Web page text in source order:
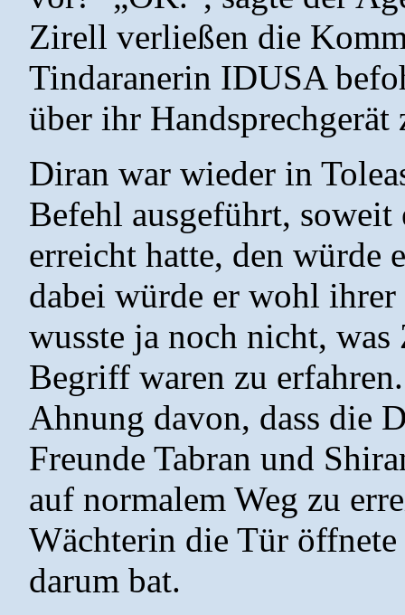
Zirell verließen die
Tindaranerin IDUSA
über ihr Handsprechgerät
Diran war wieder in
Befehl ausgeführt, soweit
erreicht hatte, den würde
dabei würde er wohl
wusste ja noch nicht,
Begriff waren zu
Ahnung davon, dass die
Freunde Tabran und
auf normalem Weg zu
Wächterin die Tür
darum bat.